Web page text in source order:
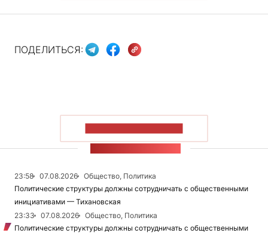
ПОДЕЛИТЬСЯ:
23:58 07.08.2026
Общество, Политика
Политические структуры должны сотрудничать с общественными
инициативами — Тихановская
23:33
07.08.2026
Общество, Политика
Политические структуры должны сотрудничать с общественными